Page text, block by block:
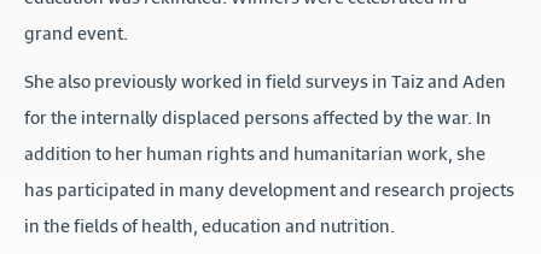
grand event.
She also previously worked in field surveys in Taiz and Aden
for the internally displaced persons affected by the war. In
addition to her human rights and humanitarian work, she
has participated in many development and research projects
in the fields of health, education and nutrition.